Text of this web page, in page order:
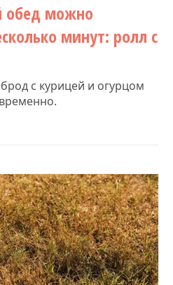
обед можно
минут: ролл с
с курицей и огурцом